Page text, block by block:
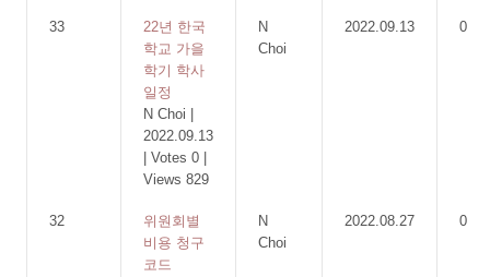
33
22년 한국
학교 가을
학기 학사
일정
N Choi
2022.09.13
Votes 0
Views 829
N
Choi
2022.09.13 0
32
위원회별
비용 청구
코드
N
Choi
2022.08.27 0